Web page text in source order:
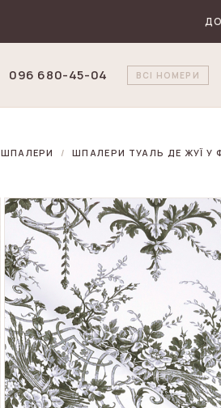
096 680-45-04 ВСІ НОМЕРИ
ШПАЛЕРИ ШПАЛЕРИ ТУАЛЬ ДЕ ЖУЇ У